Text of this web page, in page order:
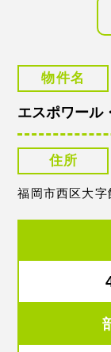
物件名
エスポワール
住所
福岡市西区大字